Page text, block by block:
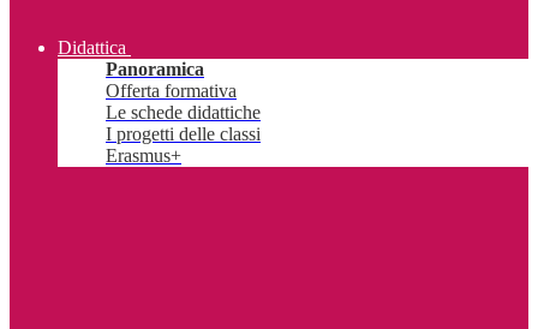
Didattica
Panoramica
Offerta formativa
Le schede didattiche
I progetti delle classi
Erasmus+